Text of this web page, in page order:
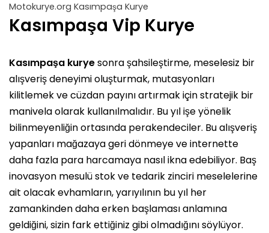
Motokurye.org Kasımpaşa Kurye
Kasımpaşa Vip Kurye
Kasımpaşa kuryesonra şahsileştirme, meselesiz bir
alışveriş deneyimi oluşturmak, mutasyonları
kilitlemek ve cüzdan payını artırmak için stratejik bir
manivela olarak kullanılmalıdır. Bu yıl işe yönelik
bilinmeyenliğin ortasında perakendeciler. Bu alışveriş
yapanları mağazaya geri dönmeye ve internette
daha fazla para harcamaya nasıl ikna edebiliyor. Baş
inovasyon mesulü stok ve tedarik zinciri meselelerine
ait olacak evhamların, yarıyılının bu yıl her
zamankinden daha erken başlaması anlamına
geldiğini, sizin fark ettiğiniz gibi olmadığını söylüyor.